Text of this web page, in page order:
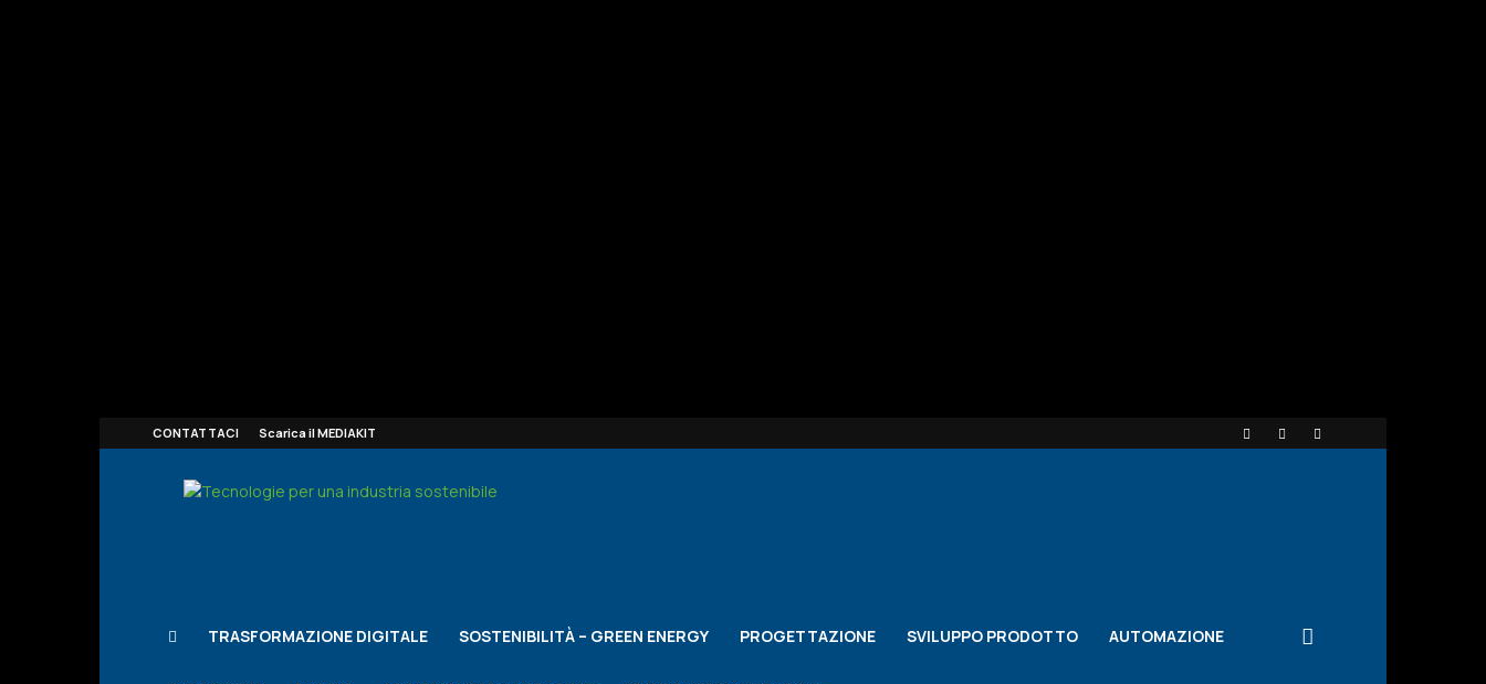
CONTATTACI Scarica il MEDIAKIT
Smart
TRASFORMAZIONE DIGITALE
SOSTENIBILITÀ – GREEN ENERGY PROGETTAZIONE SVILUPPO PRODOTTO AUTOMAZIONE